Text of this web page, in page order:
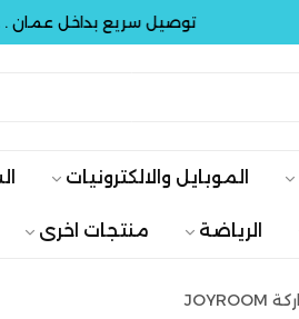
توصيل سريع بداخل عمان . جميع
الموبايل والالكترونيات
الرياضة منتجات اخرى